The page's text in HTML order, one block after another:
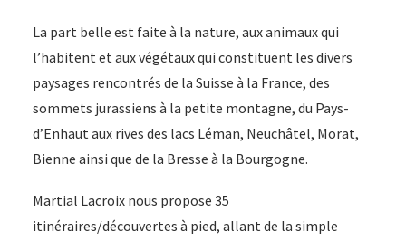
La part belle est faite à la nature, aux animaux qui
l’habitent et aux végétaux qui constituent les divers
paysages rencontrés de la Suisse à la France, des
sommets jurassiens à la petite montagne, du Pays-
d’Enhaut aux rives des lacs Léman, Neuchâtel, Morat,
Bienne ainsi que de la Bresse à la Bourgogne.
Martial Lacroix nous propose 35
itinéraires/découvertes à pied, allant de la simple